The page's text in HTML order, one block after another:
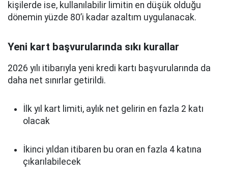
kişilerde ise, kullanılabilir limitin en düşük olduğu
dönemin yüzde 80’i kadar azaltım uygulanacak.
Yeni kart başvurularında sıkı kurallar
2026 yılı itibarıyla yeni kredi kartı başvurularında da
daha net sınırlar getirildi.
İlk yıl kart limiti, aylık net gelirin en fazla 2 katı
olacak
İkinci yıldan itibaren bu oran en fazla 4 katına
çıkarılabilecek